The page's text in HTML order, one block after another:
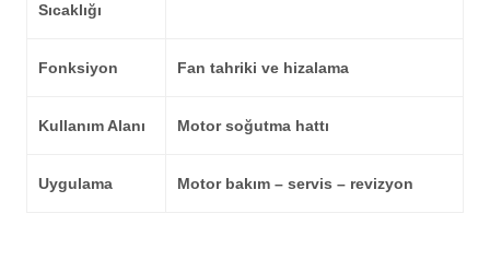
Sıcaklığı
Fonksiyon Fan tahriki ve hizalama
Kullanım Alanı Motor soğutma hattı
Uygulama Motor bakım – servis – revizyon